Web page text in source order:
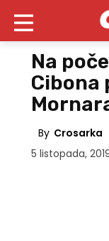
Na
Cibona
By Crosarka
5 listopada,